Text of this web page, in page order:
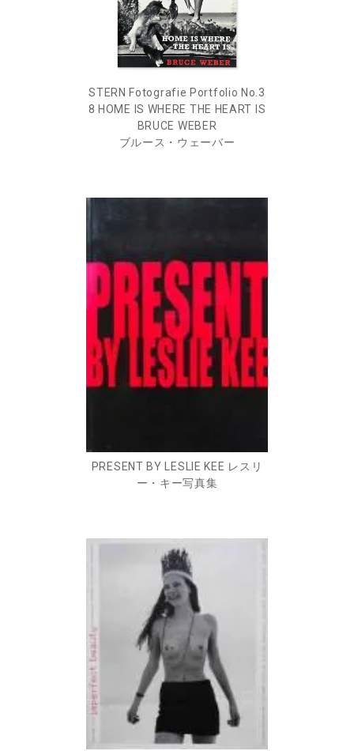
STERN Fotografie Portfolio No.3
8 HOME IS WHERE THE HEART IS
BRUCE WEBER
ブルース・ウェーバー
PRESENT BY LESLIE KEE レスリ
ー・キー写真集